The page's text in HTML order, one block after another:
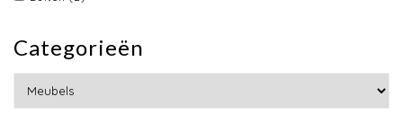
Categorieën